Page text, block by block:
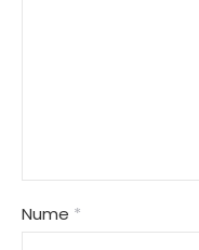
Nume *